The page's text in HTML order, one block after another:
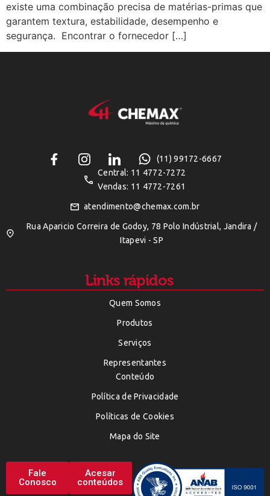
existe uma combinação precisa de matérias-primas que
garantem textura, estabilidade, desempenho e
segurança. Encontrar o fornecedor […]
(11) 99172-6667
Central: 11 4772-7272
Vendas: 11 4772-7261
atendimento@chemax.com.br
Rua Aparicio Correira de Godoy, 78 Polo Indústrial, Jandira /
Itapevi - SP
Links rápidos
Quem Somos
Produtos
Serviços
Representantes
Conteúdo
Política de Privacidade
Políticas de Cookies
Mapa do Site
Fale
Conosco
Acesar
conteúdos